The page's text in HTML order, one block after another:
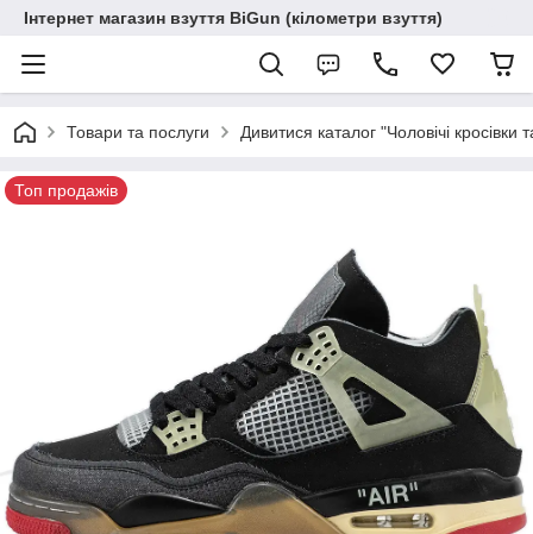
Інтернет магазин взуття BiGun (кілометри взуття)
Товари та послуги Дивитися каталог "Чоловічі кросівки
Топ продажів